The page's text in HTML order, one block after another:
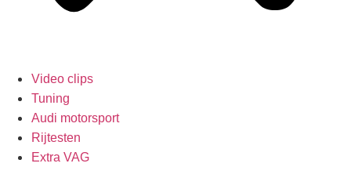
Video clips
Tuning
Audi motorsport
Rijtesten
Extra VAG